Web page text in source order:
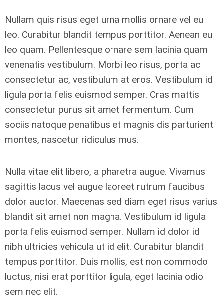
Nullam quis risus eget urna mollis ornare vel eu
leo. Curabitur blandit tempus porttitor. Aenean eu
leo quam. Pellentesque ornare sem lacinia quam
venenatis vestibulum. Morbi leo risus, porta ac
consectetur ac, vestibulum at eros. Vestibulum id
ligula porta felis euismod semper. Cras mattis
consectetur purus sit amet fermentum. Cum
sociis natoque penatibus et magnis dis parturient
montes, nascetur ridiculus mus.
Nulla vitae elit libero, a pharetra augue. Vivamus
sagittis lacus vel augue laoreet rutrum faucibus
dolor auctor. Maecenas sed diam eget risus varius
blandit sit amet non magna. Vestibulum id ligula
porta felis euismod semper. Nullam id dolor id
nibh ultricies vehicula ut id elit. Curabitur blandit
tempus porttitor. Duis mollis, est non commodo
luctus, nisi erat porttitor ligula, eget lacinia odio
sem nec elit.